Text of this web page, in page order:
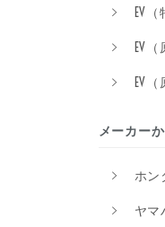
EV（
EV（
EV（
メーカー
ホン
ヤマ